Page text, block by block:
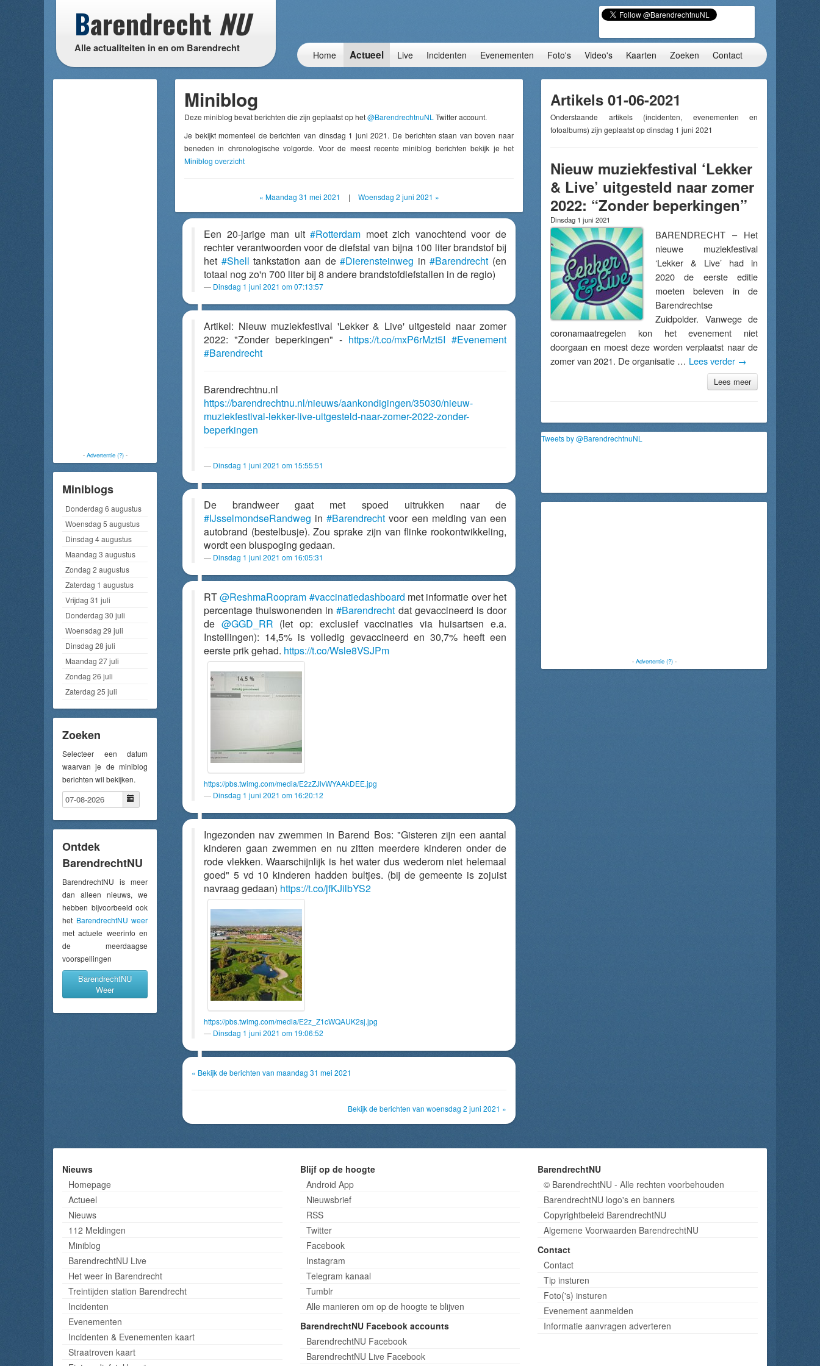
Barendrecht NU
Alle actualiteiten in en om Barendrecht
Home Actueel Live Incidenten Evenementen Foto's Video's Kaarten Zoeken Contact
- Advertentie (?)-
Miniblogs
Donderdag 6 augustus
Woensdag 5 augustus
Dinsdag 4 augustus
Maandag 3 augustus
Zondag 2 augustus
Zaterdag 1 augustus
Vrijdag 31 juli
Donderdag 30 juli
Woensdag 29 juli
Dinsdag 28 juli
Maandag 27 juli
Zondag 26 juli
Zaterdag 25 juli
Zoeken
Selecteer een datum
waarvan je de miniblog
berichten wil bekijken.
Ontdek
BarendrechtNU
BarendrechtNU is meer
dan alleen nieuws, we
hebben bijvoorbeeld ook
het BarendrechtNU weer
met actuele weerinfo en
de meerdaagse
voorspellingen
BarendrechtNU
Weer
Miniblog
Deze miniblog bevat berichten die zijn geplaatst op het@BarendrechtnuNL Twitter account.
Je bekijkt momenteel de berichten van dinsdag 1 juni 2021. De berichten staan van boven naar
beneden in chronologische volgorde. Voor de meest recente miniblog berichten bekijk je het
Miniblog overzicht
« Maandag 31 mei 2021 | Woensdag 2 juni 2021 »
Een 20-jarige man uit#Rotterdam moet zich vanochtend voor de
rechter verantwoorden voor de diefstal van bijna 100 liter brandstof bij
het #Shell tankstation aan de#Dierensteinweg in#Barendrecht (en
totaal nog zo'n 700 liter bij 8 andere brandstofdiefstallen in de regio)
Dinsdag 1 juni 2021 om 07:13:57
Artikel: Nieuw muziekfestival 'Lekker & Live' uitgesteld naar zomer
2022: "Zonder beperkingen" - https://t.co/mxP6rMzt5I #Evenement
#Barendrecht
Barendrechtnu.nl
https://barendrechtnu.nl/nieuws/aankondigingen/35030/nieuw-
muziekfestival-lekker-live-uitgesteld-naar-zomer-2022-zonder-
beperkingen
Dinsdag 1 juni 2021 om 15:55:51
De brandweer gaat met spoed uitrukken naar de
#IJsselmondseRandweg in#Barendrecht voor een melding van een
autobrand (bestelbusje). Zou sprake zijn van flinke rookontwikkeling,
wordt een bluspoging gedaan.
Dinsdag 1 juni 2021 om 16:05:31
RT@ReshmaRoopram #vaccinatiedashboard met informatie over het
percentage thuiswonenden in#Barendrecht dat gevaccineerd is door
de @GGD_RR (let op: exclusief vaccinaties via huisartsen e.a.
Instellingen): 14,5% is volledig gevaccineerd en 30,7% heeft een
eerste prik gehad. https://t.co/Wsle8VSJPm
https://pbs.twimg.com/media/E2zZJlvWYAAkDEE.jpg
Dinsdag 1 juni 2021 om 16:20:12
Ingezonden nav zwemmen in Barend Bos: "Gisteren zijn een aantal
kinderen gaan zwemmen en nu zitten meerdere kinderen onder de
rode vlekken. Waarschijnlijk is het water dus wederom niet helemaal
goed" 5 vd 10 kinderen hadden bultjes. (bij de gemeente is zojuist
navraag gedaan) https://t.co/jfKJilbYS2
https://pbs.twimg.com/media/E2z_Z1cWQAUK2sj.jpg
Dinsdag 1 juni 2021 om 19:06:52
« Bekijk de berichten van maandag 31 mei 2021
Bekijk de berichten van woensdag 2 juni 2021 »
Artikels 01-06-2021
Onderstaande artikels (incidenten, evenementen en
fotoalbums) zijn geplaatst op dinsdag 1 juni 2021
Nieuw muziekfestival ‘Lekker
& Live’ uitgesteld naar zomer
2022: “Zonder beperkingen”
Dinsdag 1 juni 2021
BARENDRECHT – Het
nieuwe muziekfestival
‘Lekker & Live’ had in
2020 de eerste editie
moeten beleven in de
Barendrechtse
Zuidpolder. Vanwege de
coronamaatregelen kon het evenement niet
doorgaan en moest deze worden verplaatst naar de
zomer van 2021. De organisatie … Lees verder →
Lees meer
Tweets by @BarendrechtnuNL
- Advertentie (?)-
Nieuws
Homepage
Actueel
Nieuws
112 Meldingen
Miniblog
BarendrechtNU Live
Het weer in Barendrecht
Treintijden station Barendrecht
Incidenten
Evenementen
Incidenten & Evenementen kaart
Straatroven kaart
Blijf op de hoogte
Android App
Nieuwsbrief
RSS
Twitter
Facebook
Instagram
Telegram kanaal
Tumblr
Alle manieren om op de hoogte te blijven
BarendrechtNU Facebook accounts
BarendrechtNU Facebook
BarendrechtNU Live Facebook
BarendrechtNU
© BarendrechtNU - Alle rechten voorbehouden
BarendrechtNU logo's en banners
Copyrightbeleid BarendrechtNU
Algemene Voorwaarden BarendrechtNU
Contact
Contact
Tip insturen
Foto('s) insturen
Evenement aanmelden
Informatie aanvragen adverteren